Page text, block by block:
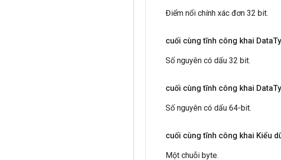
Điểm nổi chính xác đơn 32 bit.
cuối cùng tĩnh công khai Data
Số nguyên có dấu 32 bit.
cuối cùng tĩnh công khai Data
Số nguyên có dấu 64-bit.
cuối cùng tĩnh công khai Kiểu
Một chuỗi byte.